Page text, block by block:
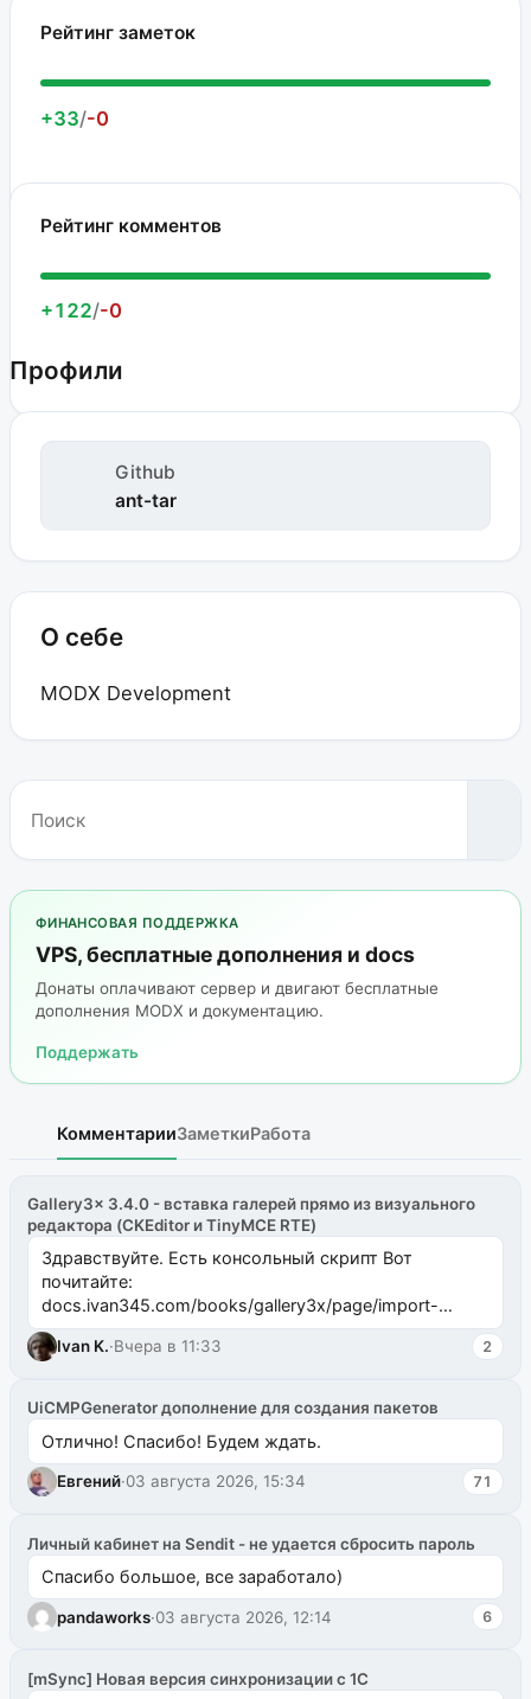
Рейтинг заметок
+33/-0
Рейтинг комментов
+122/-0
Профили
Github
ant-tar
О себе
MODX Development
ФИНАНСОВАЯ ПОДДЕРЖКА
VPS, бесплатные дополнения и docs
Донаты оплачивают сервер и двигают бесплатные
дополнения MODX и документацию.
Поддержать
КомментарииЗаметкиРабота
Gallery3x 3.4.0 - вставка галерей прямо из визуального
редактора (CKEditor и TinyMCE RTE)
Здравствуйте. Есть консольный скрипт Вот
почитайте:
docs.ivan345.com/books/gallery3x/page/import-
ms2galleryphp
Ivan K.·Вчера в 11:33 2
UiCMPGenerator дополнение для создания пакетов
Отлично! Спасибо! Будем ждать.
Евгений·03 августа 2026, 15:34 71
Личный кабинет на Sendit - не удается сбросить пароль
Спасибо большое, все заработало)
pandaworks·03 августа 2026, 12:14 6
[mSync] Новая версия синхронизации с 1С